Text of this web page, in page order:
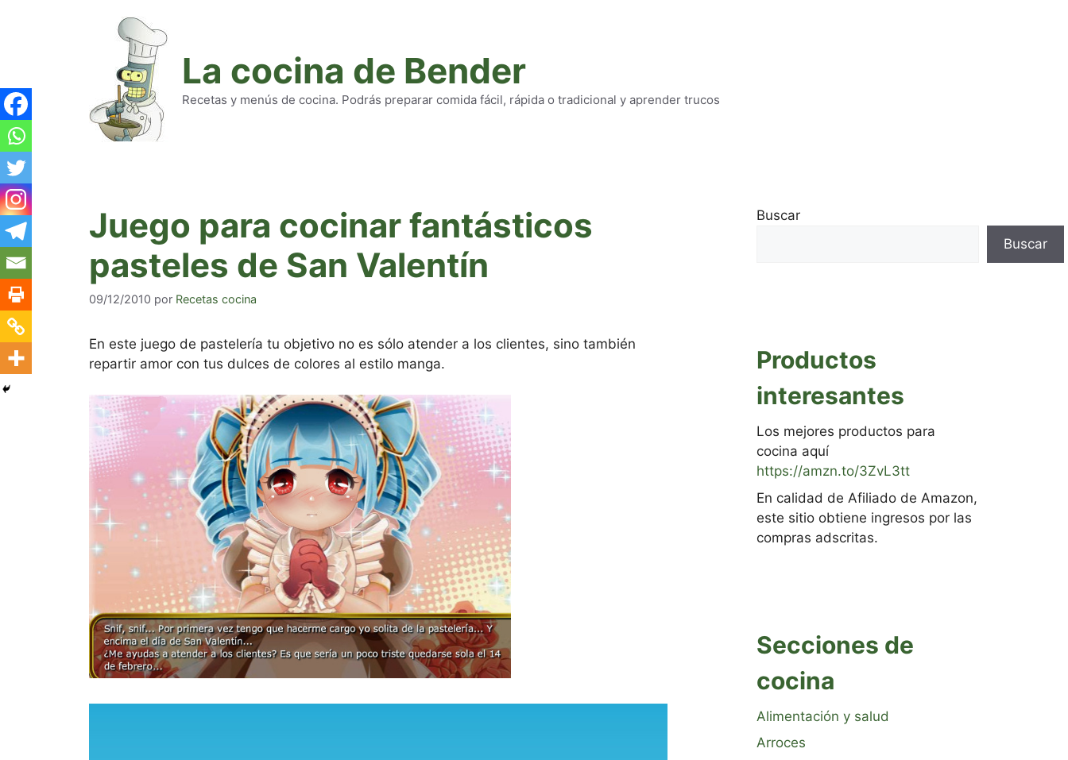
La cocina de Bender
Recetas y menús de cocina. Podrás preparar comida fácil, rápida o tradicional y aprender trucos
Juego para cocinar fantásticos
pasteles de San Valentín
09/12/2010 por Recetas cocina
En este juego de pastelería tu objetivo no es sólo atender a los clientes, sino también
repartir amor con tus dulces de colores al estilo manga.
Buscar
Buscar
Productos
interesantes
Los mejores productos para
cocina aquí
https://amzn.to/3ZvL3tt
En calidad de Afiliado de Amazon,
este sitio obtiene ingresos por las
compras adscritas.
Secciones de
cocina
Alimentación y salud
Arroces